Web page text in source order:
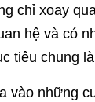
chỉ xoay
hệ và có
tiêu chung
vào những